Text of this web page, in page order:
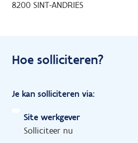
8200 SINT-ANDRIES
Hoe solliciteren?
Je kan solliciteren via:
Site werkgever
Solliciteer nu